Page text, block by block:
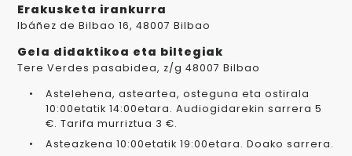
Erakusketa irankurra
Ibáñez de Bilbao 16, 48007 Bilbao
Gela didaktikoa eta biltegiak
Tere Verdes pasabidea, z/g 48007 Bilbao
Astelehena, asteartea, osteguna eta ostirala
10:00etatik 14:00etara. Audiogidarekin sarrera 5
€. Tarifa murriztua 3 €.
Asteazkena 10:00etatik 19:00etara. Doako sarrera.